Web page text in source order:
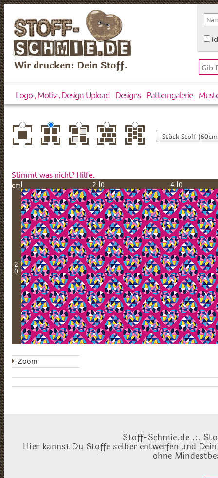
Wir drucken: Dein Stoff.
Logo-, Motiv-, Design-Upload Designs Patterngalerie
zentriert
einfach
wiederholt
gespiegelthorizontal
versetzt
vertikal
versetzt
Stimmt was nicht? Hilfe.
cm 20 40
2
0
Zoom
Stoff-Schmie.de .:.
Hier kannst Du Stoffe selber entwerfen und
ohne